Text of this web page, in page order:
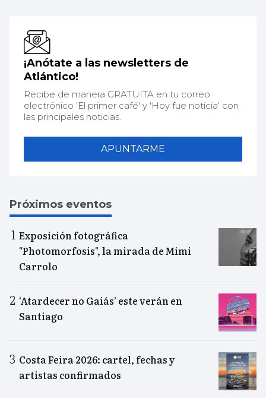
¡Anótate a las newsletters de
Atlántico!
Recibe de manera GRATUITA en tu correo
electrónico 'El primer café' y 'Hoy fue noticia' con
las principales noticias.
APUNTARME
Próximos eventos
Exposición fotográfica
"Photomorfosis", la mirada de Mimi
Carrolo
‘Atardecer no Gaiás’ este verán en
Santiago
Costa Feira 2026: cartel, fechas y
artistas confirmados